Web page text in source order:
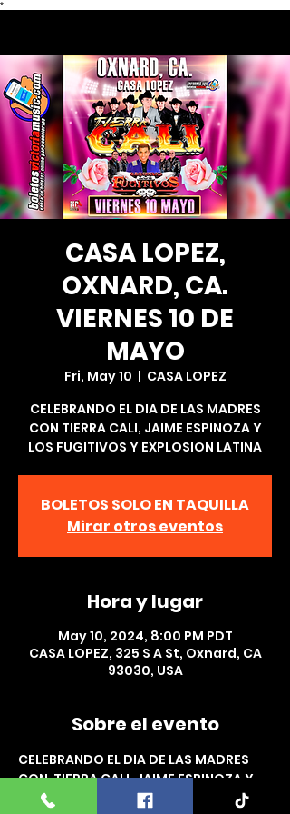
*
CASA LOPEZ,
OXNARD, CA.
VIERNES 10 DE
MAYO
Fri, May 10
  |
CASA LOPEZ
CELEBRANDO EL DIA DE LAS MADRES
CON TIERRA CALI, JAIME ESPINOZA Y
LOS FUGITIVOS Y EXPLOSION LATINA
BOLETOS SOLO EN TAQUILLA
Mirar otros eventos
Hora y lugar
May 10, 2024, 8:00 PM PDT
CASA LOPEZ, 325 S A St, Oxnard, CA
93030, USA
Sobre el evento
CELEBRANDO EL DIA DE LAS MADRES
CON  TIERRA CALI, JAIME ESPINOZA Y
LOS FUGITIVOS,  LOS ORIGINALES DE